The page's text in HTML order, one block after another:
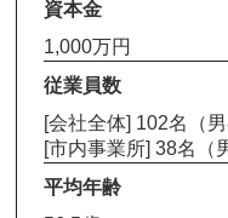
資本金
1,000万円
従業員数
[会社全体] 102名（
[市内事業所] 38名（
平均年齢